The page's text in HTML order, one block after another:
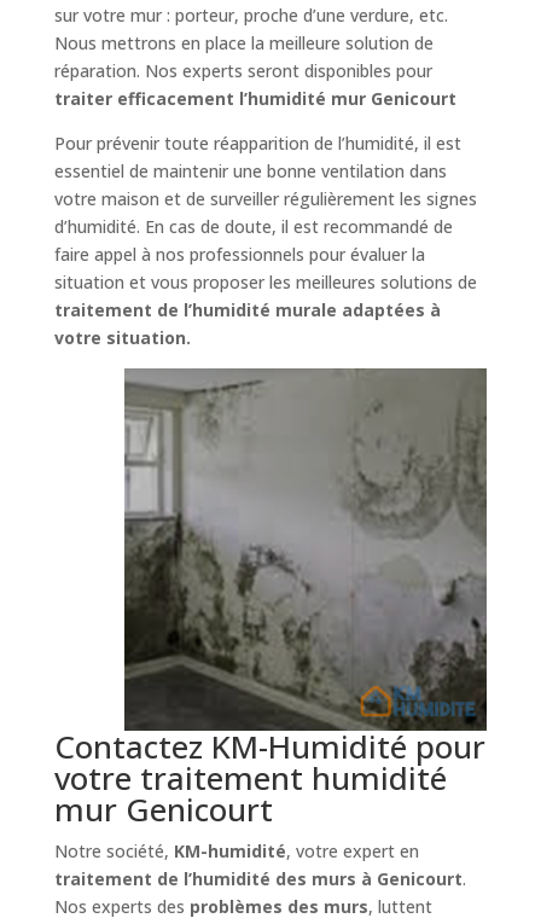
sur votre mur : porteur, proche d’une verdure, etc.
Nous mettrons en place la meilleure solution de
réparation. Nos experts seront disponibles pour
traiter efficacement l’humidité mur Genicourt
Pour prévenir toute réapparition de l’humidité, il est
essentiel de maintenir une bonne ventilation dans
votre maison et de surveiller régulièrement les signes
d’humidité. En cas de doute, il est recommandé de
faire appel à nos professionnels pour évaluer la
situation et vous proposer les meilleures solutions de
traitement de l’humidité murale adaptées à
votre situation.
Contactez KM-Humidité pour
votre traitement humidité
mur Genicourt
Notre société, KM-humidité, votre expert en
traitement de l’humidité des murs à Genicourt.
Nos experts des problèmes des murs, luttent